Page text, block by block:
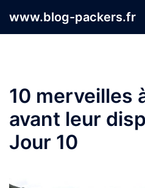
www.blog-packers.fr
10 merveilles
avant leur
Jour 10